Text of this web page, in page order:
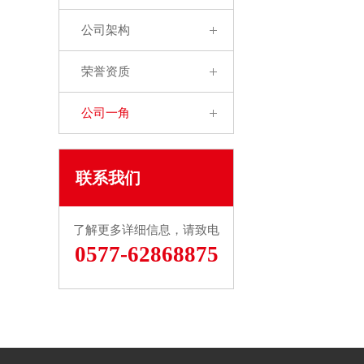
公司架构
荣誉资质
公司一角
联系我们
了解更多详细信息，请致电
0577-62868875